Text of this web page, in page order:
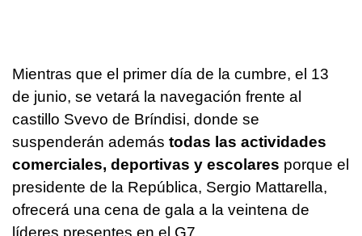
Mientras que el primer día de la cumbre, el 13
de junio, se vetará la navegación frente al
castillo Svevo de Bríndisi, donde se
suspenderán además todas las actividades
comerciales, deportivas y escolares porque el
presidente de la República, Sergio Mattarella,
ofrecerá una cena de gala a la veintena de